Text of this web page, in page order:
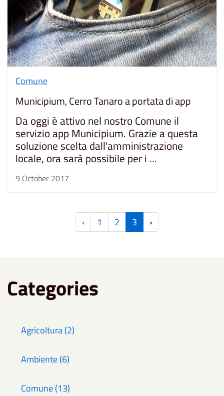
Comune
Municipium, Cerro Tanaro a portata di app
Da oggi è attivo nel nostro Comune il
servizio app Municipium. Grazie a questa
soluzione scelta dall'amministrazione
locale, ora sarà possibile per i ...
9 October 2017
‹ 1 2 3 ›
Categories
Agricoltura (2)
Ambiente (6)
Comune (13)